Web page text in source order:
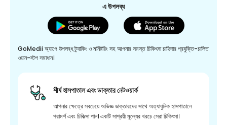
এ উপলব্ধ
GoMedii অ্যাপে উপলব্ধ ট্র্যাকিং ও মনিটরিং সহ আপনার সমস্ত চিকিৎসা চাহিদার প্রযুক্তি-চালিত
ওয়ান-স্টপ সমাধান।
শীর্ষ হাসপাতাল এবং ডাক্তার নেটওয়ার্ক
আপনার ক্ষেত্রে সবচেয়ে অভিজ্ঞ ডাক্তারদের সাথে অত্যাধুনিক হাসপাতালে
পরামর্শ এবং চিকিত্সা পান। একটি সাশ্রয়ী মূল্যের খরচে সেরা চিকিৎসা।